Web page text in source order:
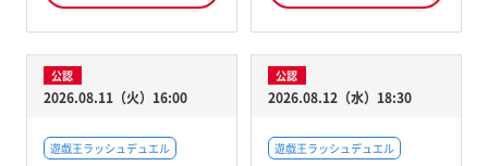
公認
2026.08.11（火）16:00
遊戯王ラッシュデュエル
公認
2026.08.12（水）18:30
遊戯王ラッシュデュエル